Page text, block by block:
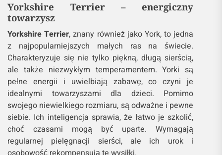
Yorkshire Terrier– energiczny
towarzysz
Yorkshire Terrier, znany również jako York, to jedna
z najpopularniejszych małych ras na świecie.
Charakteryzuje się nie tylko piękną, długą sierścią,
ale także niezwykłym temperamentem. Yorki są
pełne energii i uwielbiają zabawę, co czyni je
idealnymi towarzyszami dla dzieci. Pomimo
swojego niewielkiego rozmiaru, są odważne i pewne
siebie. Ich inteligencja sprawia, że łatwo je szkolić,
choć czasami mogą być uparte. Wymagają
regularnej pielęgnacji sierści, ale ich urok i